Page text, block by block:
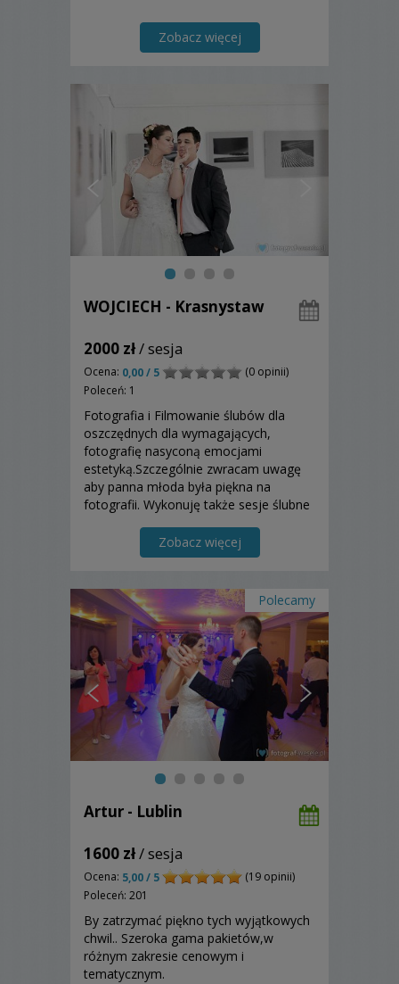
Zobacz więcej
WOJCIECH - Krasnystaw
2000 zł/ sesja
Ocena: 0,00 / 5
(0 opinii)
Poleceń: 1
Fotografia i Filmowanie ślubów dla
oszczędnych dla wymagających,
fotografię nasyconą emocjami
estetyką.Szczególnie zwracam uwagę
aby panna młoda była piękna na
fotografii. Wykonuję także sesje ślubne
laureatem i zdobywcą pierwszych
miejsc w ogólnopolskich konku..
Zobacz więcej
Polecamy
Artur - Lublin
1600 zł/ sesja
Ocena: 5,00 / 5
(19 opinii)
Poleceń: 201
By zatrzymać piękno tych wyjątkowych
chwil.. Szeroka gama pakietów,w
różnym zakresie cenowym i
tematycznym.